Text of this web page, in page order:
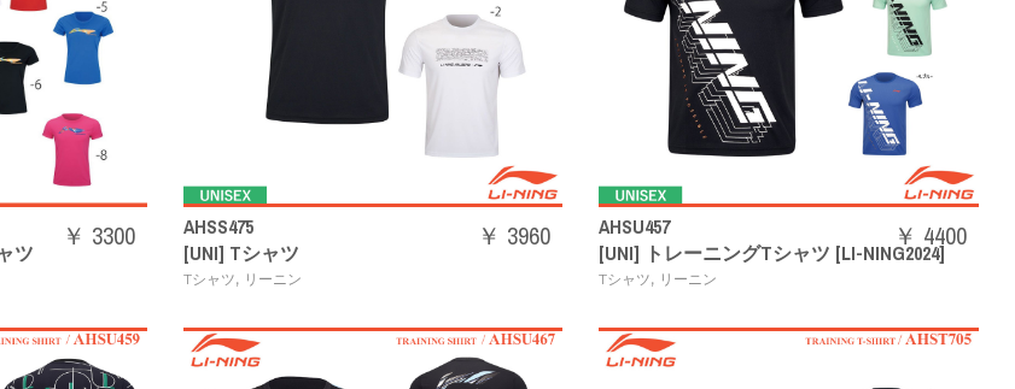
ツ
￥ 3300
AHSS475
[UNI] Tシャツ
Tシャツ, リーニン
￥ 3960
AHSU457
[UNI] トレーニングTシャツ [LI-NING2024]
Tシャツ, リーニン
￥ 4400